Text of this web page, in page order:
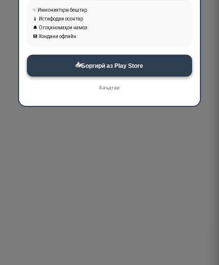
✨ Имкониятҳои бештар
📱 Истифодаи осонтар
🔔 Огоҳиномаҳои намоз
💾 Хондани офлайн
📥Боргирӣ аз Play Store
Баъдтар